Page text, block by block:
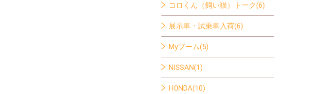
コロくん（飼い猫）トーク(6)
展示車・試乗車入荷(6)
Myブーム(5)
NISSAN(1)
HONDA(10)